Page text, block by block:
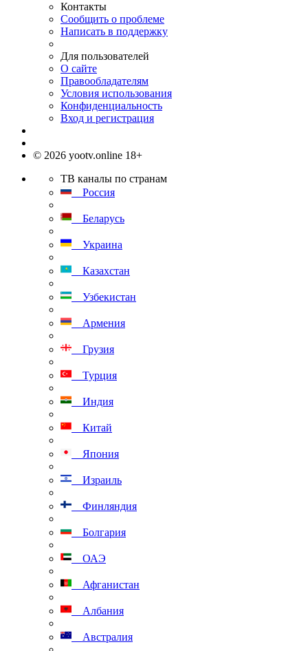
Контакты
Сообщить о проблеме
Написать в поддержку
Для пользователей
О сайте
Правообладателям
Условия использования
Конфиденциальность
Вход и регистрация
© 2026 yootv.online 18+
ТВ каналы по странам
Россия
Беларусь
Украина
Казахстан
Узбекистан
Армения
Грузия
Турция
Индия
Китай
Япония
Израиль
Финляндия
Болгария
ОАЭ
Афганистан
Албания
Австралия